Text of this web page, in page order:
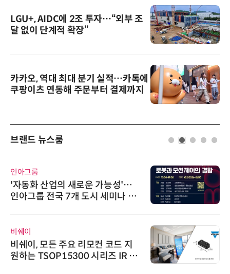
LGU+, AIDC에 2조 투자…“외부 조
달 없이 단계적 확장”
카카오, 역대 최대 분기 실적…카톡에
쿠팡이츠 연동해 주문부터 결제까지
브랜드 뉴스룸
인아그룹
'자동화 산업의 새로운 가능성'…
인아그룹 전국 7개 도시 세미나 페
비쉐이
비쉐이, 모든 주요 리모컨 코드 지
원하는 TSOP15300 시리즈 IR 수